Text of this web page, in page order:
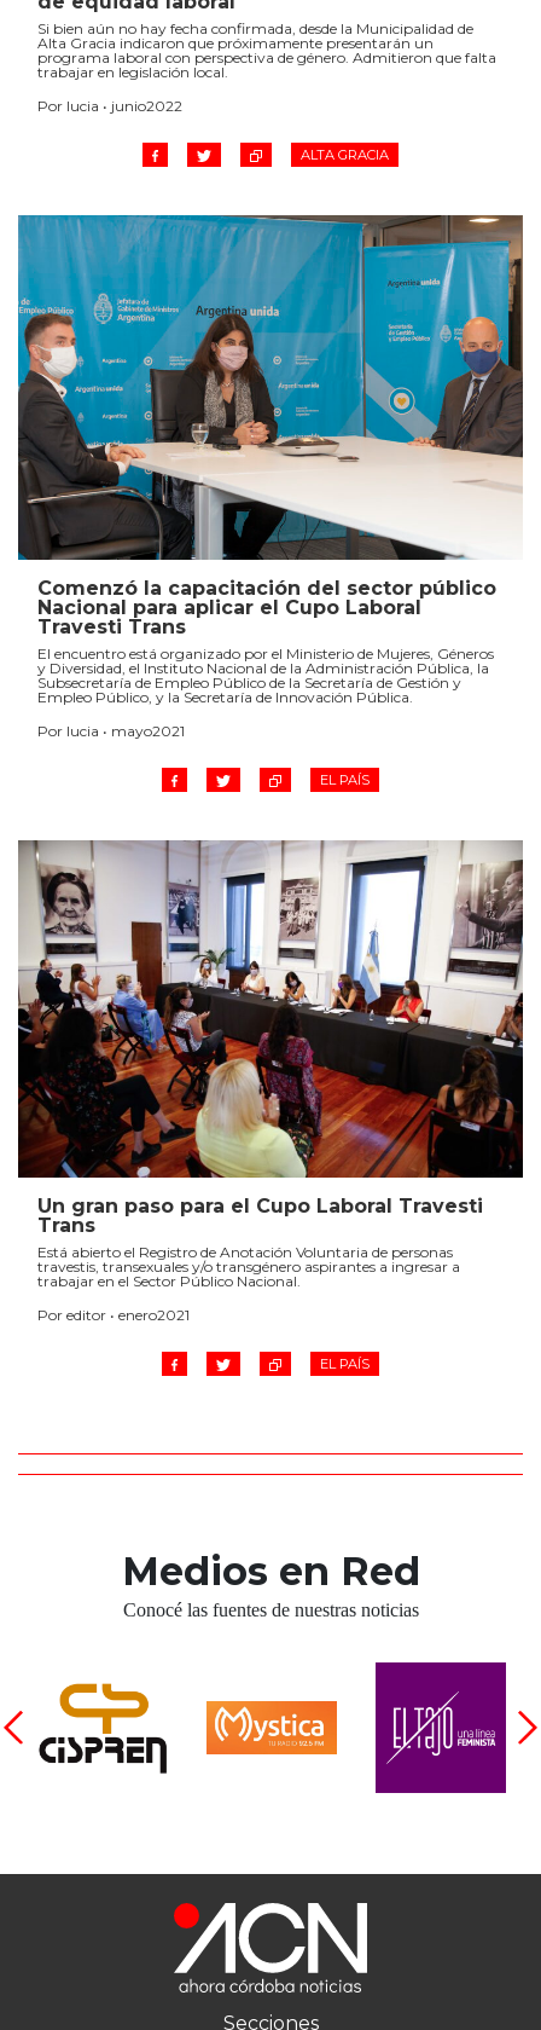
Si bien aún no hay fecha confirmada, desde la Municipalidad de
Alta Gracia indicaron que próximamente presentarán un
programa laboral con perspectiva de género. Admitieron que falta
trabajar en legislación local.
Por lucia • junio2022
ALTA GRACIA
Comenzó la capacitación del sector público
Nacional para aplicar el Cupo Laboral
Travesti Trans
El encuentro está organizado por el Ministerio de Mujeres, Géneros
y Diversidad, el Instituto Nacional de la Administración Pública, la
Subsecretaría de Empleo Público de la Secretaría de Gestión y
Empleo Público, y la Secretaría de Innovación Pública.
Por lucia • mayo2021
EL PAÍS
Un gran paso para el Cupo Laboral Travesti
Trans
Está abierto el Registro de Anotación Voluntaria de personas
travestis, transexuales y/o transgénero aspirantes a ingresar a
trabajar en el Sector Público Nacional.
Por editor • enero2021
EL PAÍS
Medios en Red
Conocé las fuentes de nuestras noticias
Secciones